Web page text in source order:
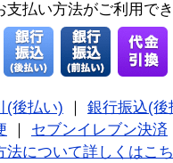
支払い方法がご利用で
(後払い)
銀行振込(後
セブンイレブン決済
法について詳しくはこ